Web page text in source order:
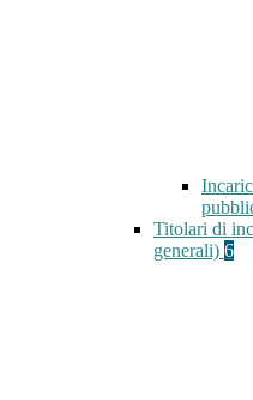
Titolari di
generali) 6